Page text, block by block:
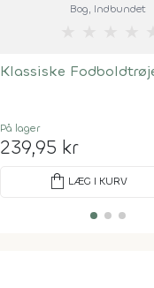
Bog, Indbundet
Klassiske
På lager
239,95 kr
shopping_bag LÆG I KURV